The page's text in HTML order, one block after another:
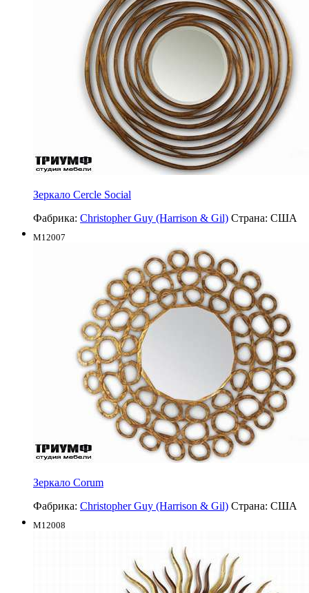
Зеркало Cercle Social
Фабрика: Christopher Guy (Harrison & Gil) Страна: США
M12007
Зеркало Corum
Фабрика: Christopher Guy (Harrison & Gil) Страна: США
M12008